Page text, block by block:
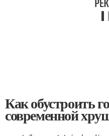
Как обустроить
современной